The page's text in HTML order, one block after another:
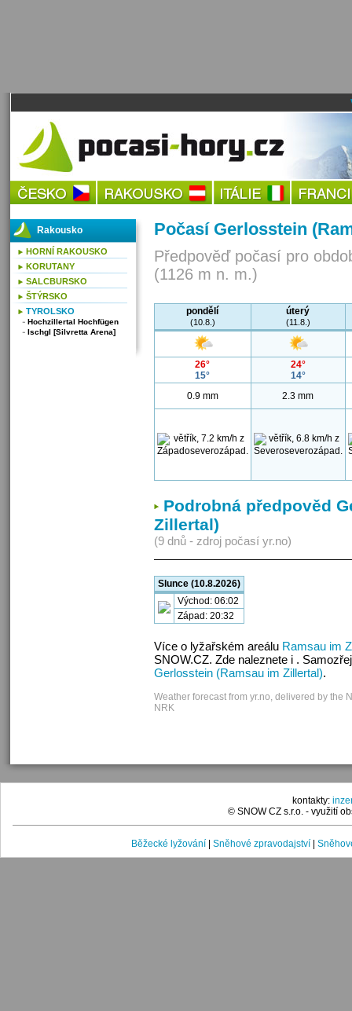
Počasí Gerlosstein
Předpověď počasí pro
(1126 m n. m.)
pondělí
(10.8.)
úterý
(11.8.)
26°
15°
24°
14°
0.9 mm
2.3 mm
Podrobná předpověd
Zillertal)
(9 dnů - zdroj počasí yr.no)
Slunce (10.8.2026)
Východ: 06:02
Západ: 20:32
Více o lyžařském areálu Ramsau im
SNOW.CZ. Zde naleznete i .
Gerlosstein (Ramsau im Zillertal).
Weather forecast from yr.no, delivered by the
NRK
Rakousko
HORNÍ RAKOUSKO
KORUTANY
SALCBURSKO
ŠTÝRSKO
TYROLSKO
Hochzillertal Hochfügen
Ischgl [Silvretta Arena]
kontakty:
© SNOW CZ s.r.o. - využití
Běžecké lyžování Sněhové zpravodajství